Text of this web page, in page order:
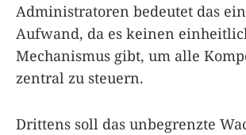
Administratoren bedeutet das
Aufwand, da es keinen
Mechanismus gibt, um alle
zentral zu steuern.
Drittens soll das unbegrenzte